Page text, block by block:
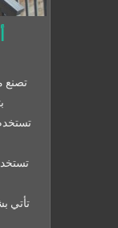
تصنع
تأتي